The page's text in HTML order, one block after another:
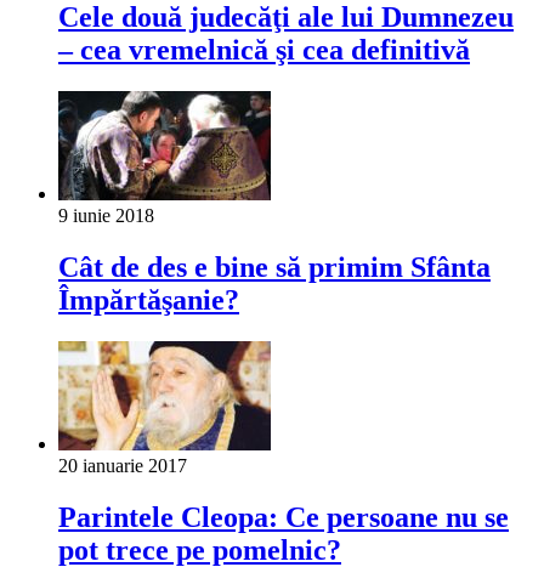
Cele două judecăţi ale lui Dumnezeu
– cea vremelnică şi cea definitivă
9 iunie 2018
Cât de des e bine să primim Sfânta
Împărtăşanie?
20 ianuarie 2017
Parintele Cleopa: Ce persoane nu se
pot trece pe pomelnic?